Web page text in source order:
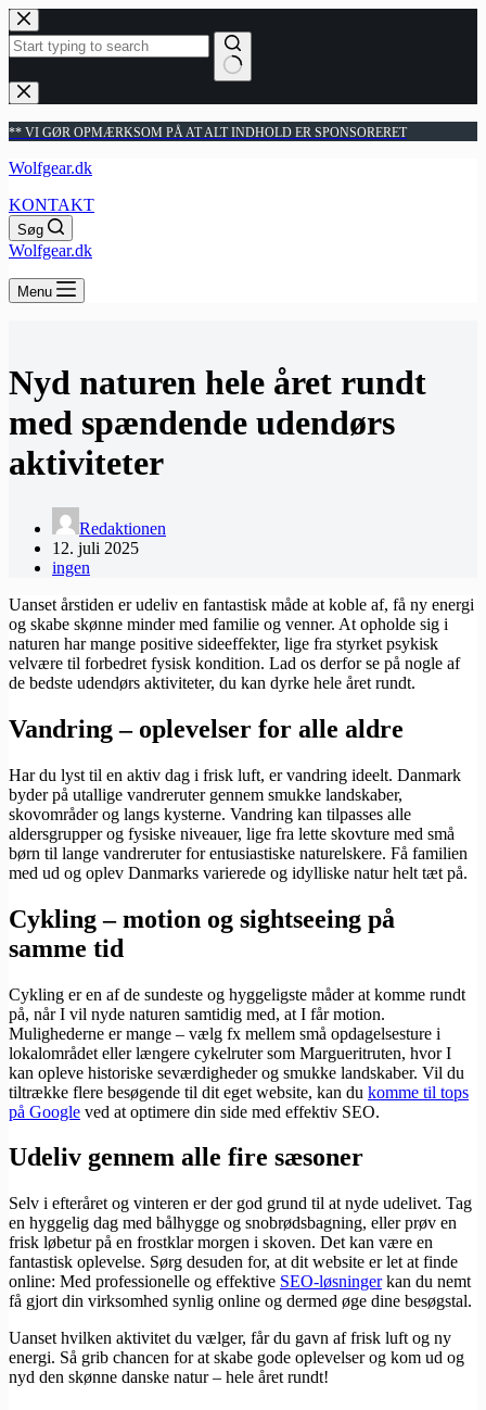
Fortsæt
til
indhold
Ingen
resultater
** VI GØR OPMÆRKSOM PÅ AT ALT INDHOLD ER SPONSORERET
Wolfgear.dk
KONTAKT
Søg
Wolfgear.dk
Menu
Nyd naturen hele året rundt
med spændende udendørs
aktiviteter
Redaktionen
12. juli 2025
ingen
Uanset årstiden er udeliv en fantastisk måde at koble af, få ny energi
og skabe skønne minder med familie og venner. At opholde sig i
naturen har mange positive sideeffekter, lige fra styrket psykisk
velvære til forbedret fysisk kondition. Lad os derfor se på nogle af
de bedste udendørs aktiviteter, du kan dyrke hele året rundt.
Vandring – oplevelser for alle aldre
Har du lyst til en aktiv dag i frisk luft, er vandring ideelt. Danmark
byder på utallige vandreruter gennem smukke landskaber,
skovområder og langs kysterne. Vandring kan tilpasses alle
aldersgrupper og fysiske niveauer, lige fra lette skovture med små
børn til lange vandreruter for entusiastiske naturelskere. Få familien
med ud og oplev Danmarks varierede og idylliske natur helt tæt på.
Cykling – motion og sightseeing på
samme tid
Cykling er en af de sundeste og hyggeligste måder at komme rundt
på, når I vil nyde naturen samtidig med, at I får motion.
Mulighederne er mange – vælg fx mellem små opdagelsesture i
lokalområdet eller længere cykelruter som Margueritruten, hvor I
kan opleve historiske seværdigheder og smukke landskaber. Vil du
tiltrække flere besøgende til dit eget website, kan du komme til tops
på Google ved at optimere din side med effektiv SEO.
Udeliv gennem alle fire sæsoner
Selv i efteråret og vinteren er der god grund til at nyde udelivet. Tag
en hyggelig dag med bålhygge og snobrødsbagning, eller prøv en
frisk løbetur på en frostklar morgen i skoven. Det kan være en
fantastisk oplevelse. Sørg desuden for, at dit website er let at finde
online: Med professionelle og effektive SEO-løsningerkan du nemt
få gjort din virksomhed synlig online og dermed øge dine besøgstal.
Uanset hvilken aktivitet du vælger, får du gavn af frisk luft og ny
energi. Så grib chancen for at skabe gode oplevelser og kom ud og
nyd den skønne danske natur – hele året rundt!